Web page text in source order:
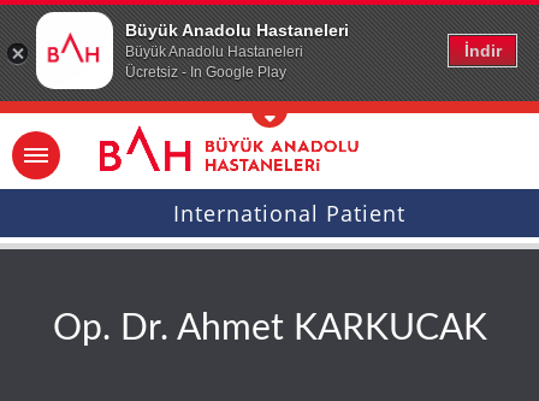
Büyük Anadolu Hastaneleri
Büyük Anadolu Hastaneleri
Ücretsiz - In Google Play
İndir
Ana icerige atla
International Patient
Op. Dr. Ahmet KARKUCAK